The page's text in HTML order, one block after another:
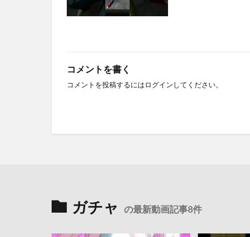
コメントを書く
コメントを投稿するにはログイン してください。
ガチャ の最新動画記事8件